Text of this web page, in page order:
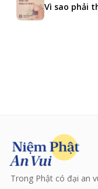
Vì sao phải
Trong Phật có đại an